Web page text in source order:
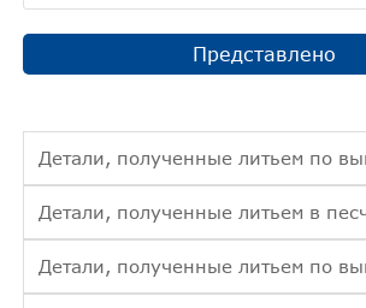
Представлено
Детали, полученные литьем в